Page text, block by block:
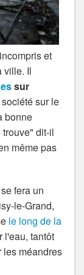
et
ville. Il
sur
sur le
bonne
dit-il
même pas
fera un
le-Grand,
le long de la
l'eau, tantôt
les méandres